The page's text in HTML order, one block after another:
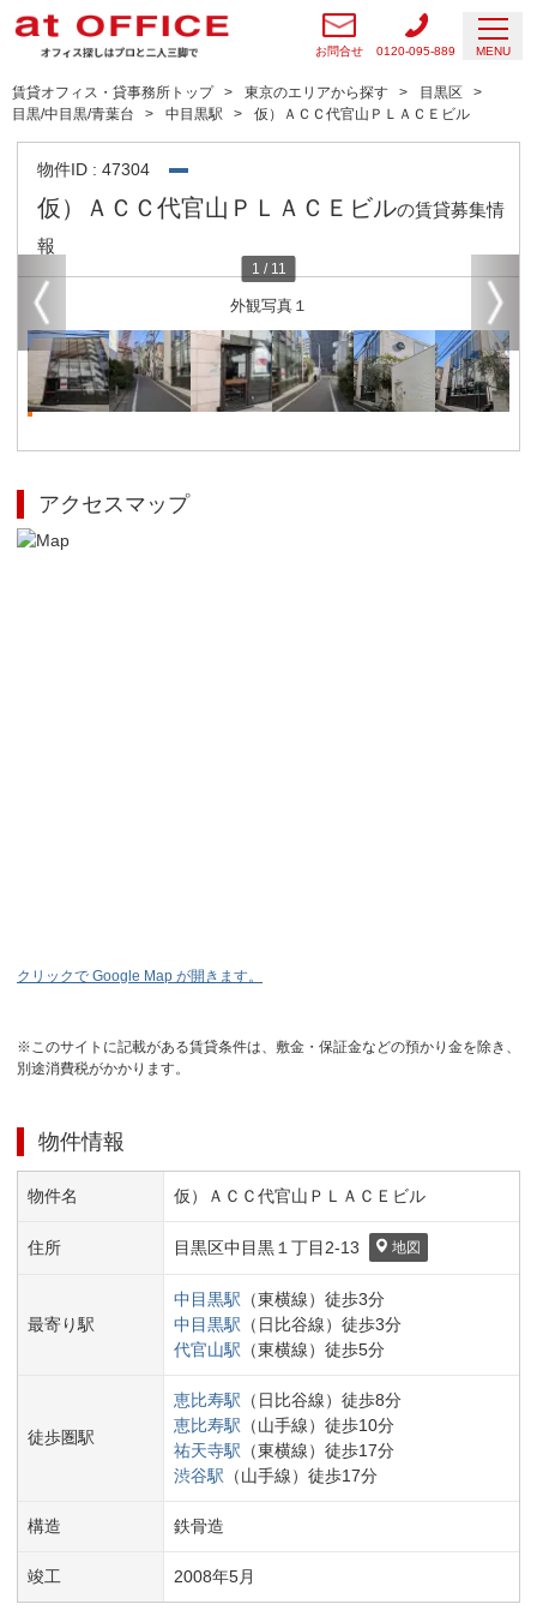
お問合せ 0120-095-889 MENU
賃貸オフィス・貸事務所トップ 東京のエリアから探す
目黒区
目黒/中目黒/青葉台
中目黒駅 仮）ＡＣＣ代官山ＰＬＡＣＥビル
物件ID : 47304
仮）ＡＣＣ代官山ＰＬＡＣＥビルの賃貸募集情
報
外観写真１
1 / 11
アクセスマップ
クリックで Google Map が開きます。
※このサイトに記載がある賃貸条件は、敷金・保証金などの預かり金を除き、
別途消費税がかかります。
物件情報
物件名 仮）ＡＣＣ代官山ＰＬＡＣＥビル
住所 目黒区中目黒１丁目 2-13 地図
最寄り駅
中目黒駅 （東横線） 徒歩3分
中目黒駅 （ 日比谷線） 徒歩3分
代官山駅 （東横線） 徒歩5分
徒歩圏駅
恵比寿駅 （ 日比谷線） 徒歩8分
恵比寿駅 （山手線） 徒歩10分
祐天寺駅 （東横線） 徒歩17分
渋谷駅 （山手線） 徒歩17分
構造 鉄骨造
竣工 2008年5月